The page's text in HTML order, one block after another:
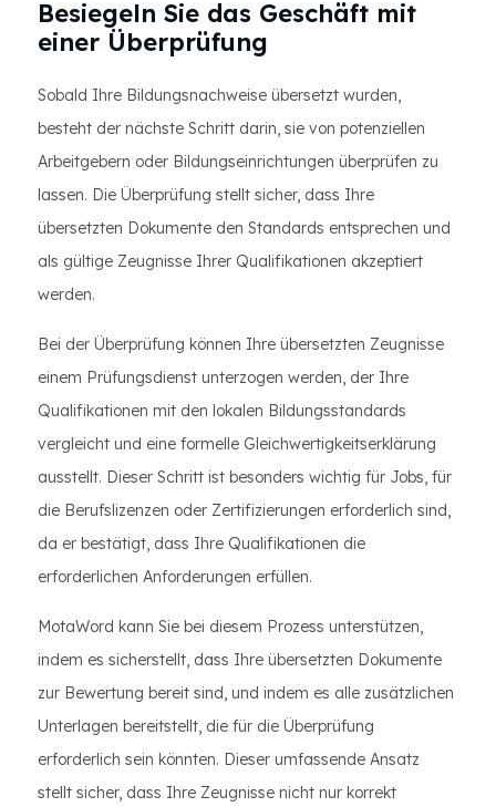
Besiegeln Sie das Geschäft mit
einer Überprüfung
Sobald Ihre Bildungsnachweise übersetzt wurden,
besteht der nächste Schritt darin, sie von potenziellen
Arbeitgebern oder Bildungseinrichtungen überprüfen zu
lassen. Die Überprüfung stellt sicher, dass Ihre
übersetzten Dokumente den Standards entsprechen und
als gültige Zeugnisse Ihrer Qualifikationen akzeptiert
werden.
Bei der Überprüfung können Ihre übersetzten Zeugnisse
einem Prüfungsdienst unterzogen werden, der Ihre
Qualifikationen mit den lokalen Bildungsstandards
vergleicht und eine formelle Gleichwertigkeitserklärung
ausstellt. Dieser Schritt ist besonders wichtig für Jobs, für
die Berufslizenzen oder Zertifizierungen erforderlich sind,
da er bestätigt, dass Ihre Qualifikationen die
erforderlichen Anforderungen erfüllen.
MotaWord kann Sie bei diesem Prozess unterstützen,
indem es sicherstellt, dass Ihre übersetzten Dokumente
zur Bewertung bereit sind, und indem es alle zusätzlichen
Unterlagen bereitstellt, die für die Überprüfung
erforderlich sein könnten. Dieser umfassende Ansatz
stellt sicher, dass Ihre Zeugnisse nicht nur korrekt